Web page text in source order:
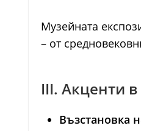
Музейната
– от
III. Акценти
Възстановка